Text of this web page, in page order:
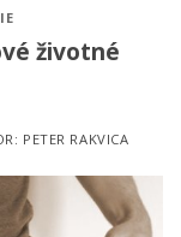
životné
PETER RAKVICA